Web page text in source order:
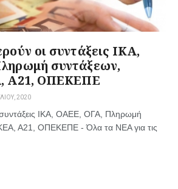
οι συντάξεις ΙΚΑ,
συντάξεων,
Α21, ΟΠΕΚΕΠΕ
2020
συντάξεις ΙΚΑ, ΟΑΕΕ, ΟΓΑ, Πληρωμή
ΚΕΑ, Α21, ΟΠΕΚΕΠΕ - Όλα τα ΝΕΑ για τις